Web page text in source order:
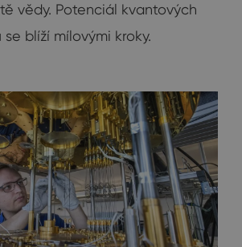
vědy. Potenciál kvantových
blíží mílovými kroky.